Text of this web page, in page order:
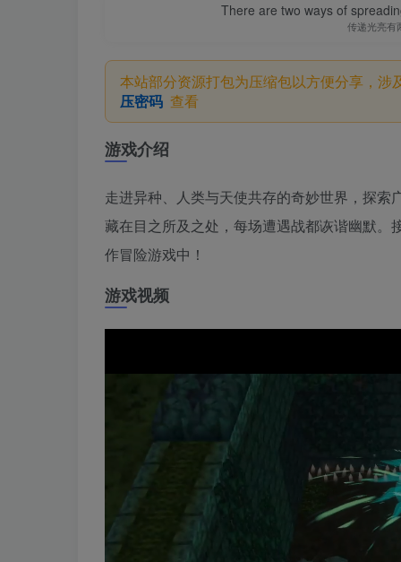
There are two ways of
传递光亮有
本站部分资源打包为压缩包以方便分享，
压密码 查看
游戏介绍
走进异种、人类与天使共存的奇妙世界，探
藏在目之所及之处，每场遭遇战都诙谐幽默
作冒险游戏中！
游戏视频